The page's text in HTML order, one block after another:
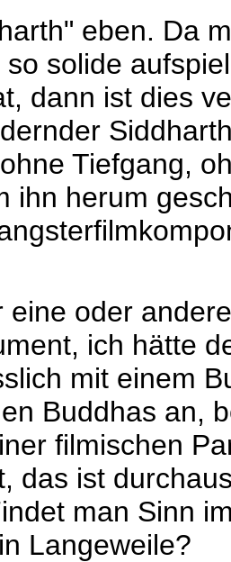
eben. Da
solide
dann ist dies
Tiefgang,
ihn herum
eine oder
ich hätte
mit einem
Buddhas an,
filmischen
das ist
man Sinn
Langeweile?